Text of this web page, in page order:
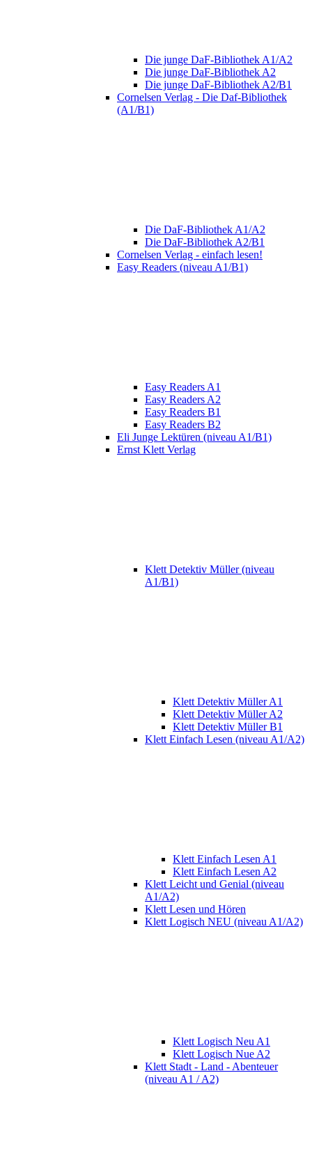
Die junge DaF-Bibliothek A1/A2
Die junge DaF-Bibliothek A2
Die junge DaF-Bibliothek A2/B1
Cornelsen Verlag - Die Daf-Bibliothek
(A1/B1)
Die DaF-Bibliothek A1/A2
Die DaF-Bibliothek A2/B1
Cornelsen Verlag - einfach lesen!
Easy Readers (niveau A1/B1)
Easy Readers A1
Easy Readers A2
Easy Readers B1
Easy Readers B2
Eli Junge Lektüren (niveau A1/B1)
Ernst Klett Verlag
Klett Detektiv Müller (niveau
A1/B1)
Klett Detektiv Müller A1
Klett Detektiv Müller A2
Klett Detektiv Müller B1
Klett Einfach Lesen (niveau A1/A2)
Klett Einfach Lesen A1
Klett Einfach Lesen A2
Klett Leicht und Genial (niveau
A1/A2)
Klett Lesen und Hören
Klett Logisch NEU (niveau A1/A2)
Klett Logisch Neu A1
Klett Logisch Nue A2
Klett Stadt - Land - Abenteuer
(niveau A1 / A2)